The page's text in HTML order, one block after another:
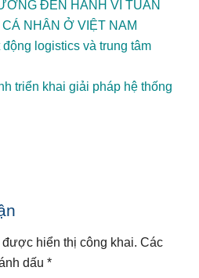
ĐẾN HÀNH VI TUÂN
NHÂN Ở VIỆT NAM
logistics và trung tâm
triển khai giải pháp hệ thống
hiển thị công khai. Các
dấu*